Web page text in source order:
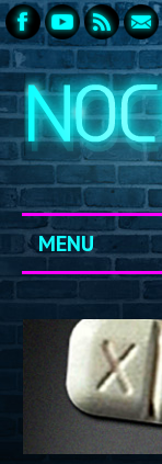
MENU
START
KONTAKT